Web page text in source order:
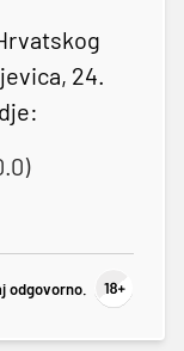
24.
odgovorno.